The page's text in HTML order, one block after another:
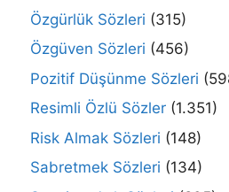
Özgürlük Sözleri (315)
Özgüven Sözleri (456)
Pozitif Düşünme Sözleri
Resimli Özlü Sözler (1.351)
Risk Almak Sözleri (148)
Sabretmek Sözleri (134)